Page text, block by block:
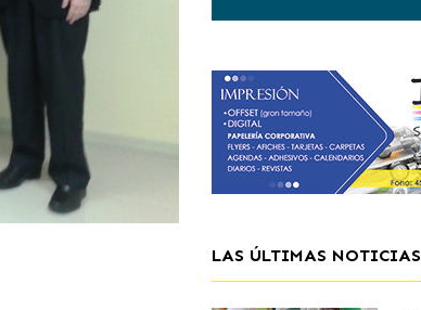
LAS ÚLTIMAS NOTICIAS